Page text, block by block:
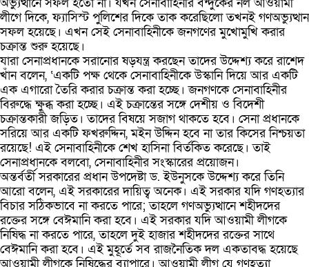
লীগে দিকে, ফ্যাসিস্ট পুলিশের দিকে তাক করেছিলো তখনই গণঅভ্যুত্থান
সফল হয়েছে। এখন সেই সেনাবাহিনীকে জনগণের মুখোমুখি করার
চক্রান্ত শুরু হয়েছে।
যারা সেনাপ্রধানকে সরানোর ষড়যন্ত্র করছেন তাদের উদ্দেশ্য করে রাশেদ
খাঁন বলেন, ‘একটি পক্ষ থেকে সেনাবাহিনীকে উস্কানি দিয়ে আর একটি
এক এগারো তৈরি করার চক্রান্ত করা হচ্ছে। জনগণকে সেনাবাহিনীর
বিরুদ্ধে ক্ষুব্ধ করা হচ্ছে। এই চক্রান্তের সঙ্গে দেশীয় ও বিদেশী
চক্রান্তকারী জড়িত। তাদের বিষয়ে সজাগ থাকতে হবে। সেনা প্রধানকে
সরিয়ে আর একটি ফখরুদ্দিন, মইন উদ্দিন হবে না তার কিসের নিশ্চয়তা
রয়েছে! এই সেনাবাহিনীকে শেখ হাসিনা বির্তকিত করেছে। তাই
সেনাপ্রধানকে বলবো, সেনাবাহিনীর সংস্কারের প্রয়োজন।
অন্তর্বর্তী সরকারের প্রধান উপদেষ্টা ড. ইউনুসকে উদ্দেশ্য করে তিনি
আরো বলেন, এই সরকারের দায়িত্ব অনেক। এই সরকার যদি গণহত্যার
বিচার সঠিকভাবে না করতে পারে; তাহলে গণঅভ্যুত্থানে শহীদদের
রক্তের সঙ্গে বেঈমানি করা হবে। এই সরকার যদি আওয়ামী লীগকে
নিষিদ্ধ না করতে পারে, তাহলে দুই হাজার শহীদদের রক্তের সাথে
বেঈমানি করা হবে। এই মুহূর্তে সব রাজনৈতিক দল একতাবদ্ধ হয়েছে